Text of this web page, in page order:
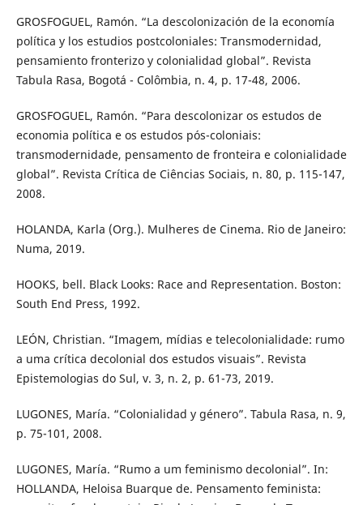
GROSFOGUEL, Ramón. “La descolonización de la economía
política y los estudios postcoloniales: Transmodernidad,
pensamiento fronterizo y colonialidad global”. Revista
Tabula Rasa, Bogotá - Colômbia, n. 4, p. 17-48, 2006.
GROSFOGUEL, Ramón. “Para descolonizar os estudos de
economia política e os estudos pós-coloniais:
transmodernidade, pensamento de fronteira e colonialidade
global”. Revista Crítica de Ciências Sociais, n. 80, p. 115-147,
2008.
HOLANDA, Karla (Org.). Mulheres de Cinema. Rio de Janeiro:
Numa, 2019.
HOOKS, bell. Black Looks: Race and Representation. Boston:
South End Press, 1992.
LEÓN, Christian. “Imagem, mídias e telecolonialidade: rumo
a uma crítica decolonial dos estudos visuais”. Revista
Epistemologias do Sul, v. 3, n. 2, p. 61-73, 2019.
LUGONES, María. “Colonialidad y género”. Tabula Rasa, n. 9,
p. 75-101, 2008.
LUGONES, María. “Rumo a um feminismo decolonial”. In:
HOLLANDA, Heloisa Buarque de. Pensamento feminista: